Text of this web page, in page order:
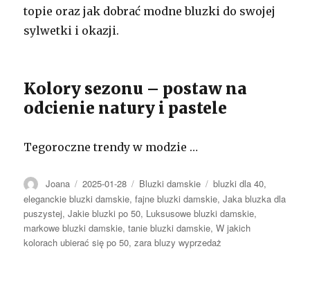
topie oraz jak dobrać modne bluzki do swojej
sylwetki i okazji.
Kolory sezonu – postaw na
odcienie natury i pastele
Tegoroczne trendy w modzie …
Autor
Joana Opublikowano
2025-01-28 Kategorie
Bluzki damskie Tagi
bluzki dla 40,
eleganckie bluzki damskie,fajne bluzki damskie,Jaka bluzka dla
puszystej,Jakie bluzki po 50, Luksusowe bluzki damskie,
markowe bluzki damskie,tanie bluzki damskie,W jakich
kolorach ubierać się po 50,zara bluzy wyprzedaż